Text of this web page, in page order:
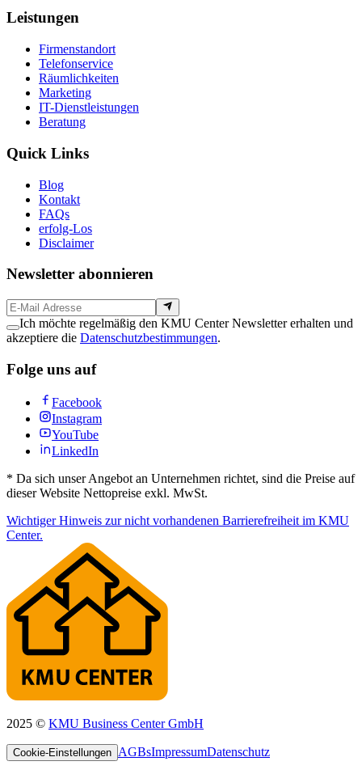
Leistungen
Firmenstandort
Telefonservice
Räumlichkeiten
Marketing
IT-Dienstleistungen
Beratung
Quick Links
Blog
Kontakt
FAQs
erfolg-Los
Disclaimer
Newsletter abonnieren
Ich möchte regelmäßig den KMU Center Newsletter erhalten und
akzeptiere die Datenschutzbestimmungen.
Folge uns auf
Facebook
Instagram
YouTube
LinkedIn
* Da sich unser Angebot an Unternehmen richtet, sind die Preise auf
dieser Website Nettopreise exkl. MwSt.
Wichtiger Hinweis zur nicht vorhandenen Barrierefreiheit im KMU
Center.
2025 © KMU Business Center GmbH
Cookie-Einstellungen AGBsImpressumDatenschutz